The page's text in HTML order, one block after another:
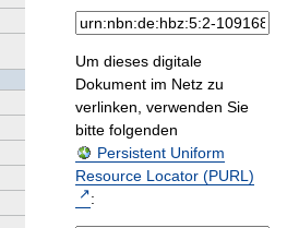
Um dieses digitale
Dokument im Netz zu
verlinken, verwenden Sie
bitte folgenden
Persistent Uniform
Resource Locator (PURL)
: